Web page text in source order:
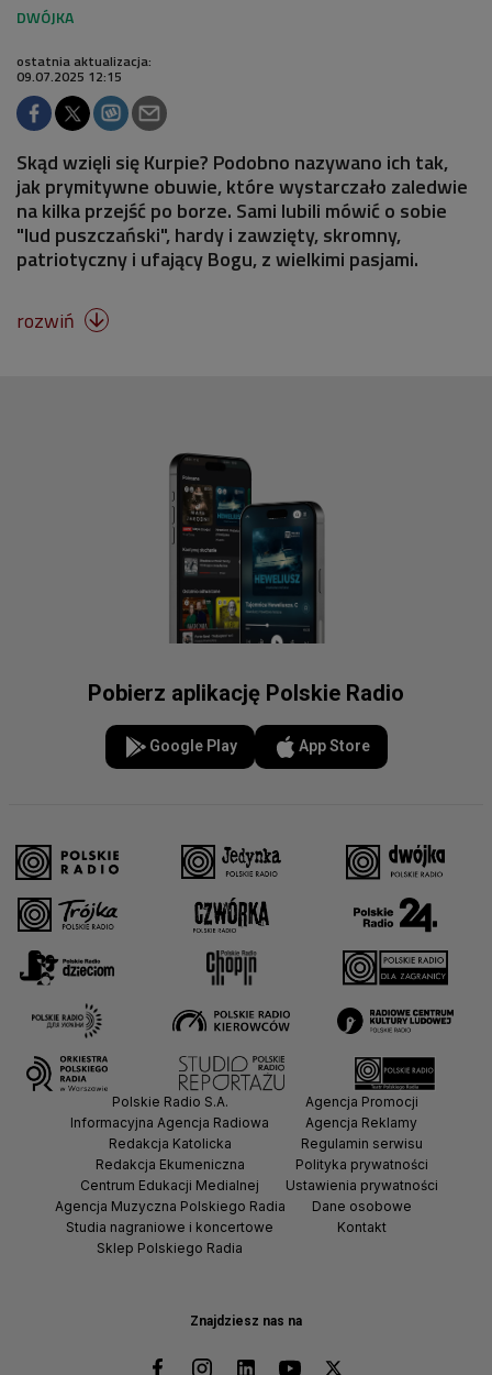
ostatnia aktualizacja:
09.07.2025 12:15
Skąd wzięli się Kurpie? Podobno nazywano ich tak,
jak prymitywne obuwie, które wystarczało zaledwie
na kilka przejść po borze. Sami lubili mówić o sobie
"lud puszczański", hardy i zawzięty, skromny,
patriotyczny i ufający Bogu, z wielkimi pasjami.
rozwiń 
Pobierz aplikację Polskie Radio
Google Play App Store
Znajdziesz nas na
Polskie Radio S.A.
Informacyjna Agencja Radiowa
Redakcja Katolicka
Redakcja Ekumeniczna
Centrum Edukacji Medialnej
Agencja Muzyczna Polskiego Radia
Studia nagraniowe i koncertowe
Sklep Polskiego Radia
Agencja Promocji
Agencja Reklamy
Regulamin serwisu
Polityka prywatności
Ustawienia prywatności
Dane osobowe
Kontakt